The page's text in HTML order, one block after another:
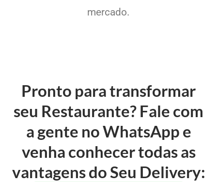
mercado.
Pronto para transformar
seu Restaurante? Fale com
a gente no WhatsApp e
venha conhecer todas as
vantagens do Seu Delivery: